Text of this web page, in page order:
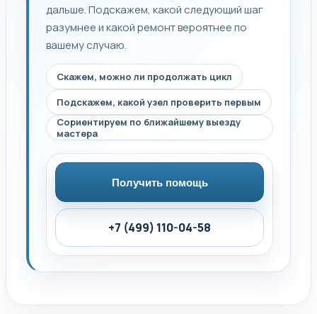
дальше. Подскажем, какой следующий шаг
разумнее и какой ремонт вероятнее по
вашему случаю.
Скажем, можно ли продолжать цикл
Подскажем, какой узел проверить первым
Сориентируем по ближайшему выезду
мастера
Получить помощь
+7 (499) 110-04-58